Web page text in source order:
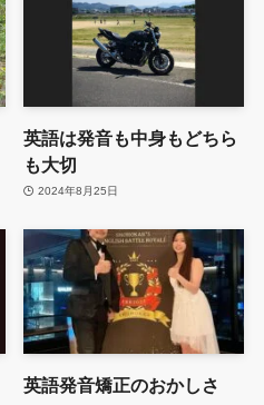
英語は発音も中身もどちら
も大切
2024年8月25日
英語発音矯正のおかしさ